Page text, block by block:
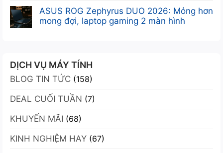
Tối
Ưu
4GB:
Sức
mạnh
kế
nhỏ
NVIDIA
RTX
mẽ,
nhỏ
gọn,
giá
ưu
đãi
ở
Đánh
giá
PRO
MP341CQW-
5
điểm
mạnh
bật
2026
có
bình
sánh
Xiaomi
17T
iPhone
2026:
là
ASUS ROG Zephyrus DUO 2026: Mỏng hơn
mong đợi, laptop gaming 2 màn hình
luận
ở
ASUS
ROG
Zephyrus
DUO
2026:
Mỏng
hơn
DỊCH VỤ MÁY TÍNH
BLOG TIN TỨC (158)
DEAL CUỐI TUẦN (7)
KHUYẾN MÃI (68)
KINH NGHIỆM HAY (67)